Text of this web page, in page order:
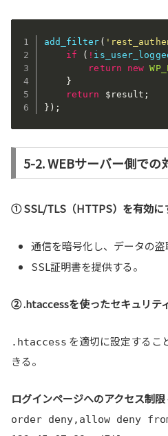
add_filter (
if
( !
return
new
}
return
$result ;
} ) ;
5-2. WEBサーバー側での
① SSL/TLS（HTTPS）を有効に
通信を暗号化し、データの盗
SSL証明書を提供する。
② .htaccessを使ったセキュリテ
.htaccess を適切に設定するこ
きる。
ログインページへのアクセス制限
order deny,allow deny